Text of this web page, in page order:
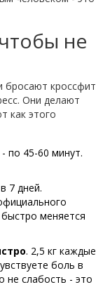
не
бросают кроссфит
Они делают
как этого
- по 45-60 минут.
7 дней.
меняется
. 2,5 кг каждые
боль в
не слабость - это